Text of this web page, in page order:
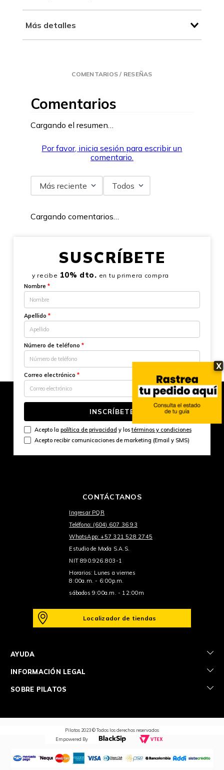
X
Más detalles
COMENTARIOS / RESEÑAS
Comentarios
Cargando el resumen…
Por favor, inicia sesión para escribir un
comentario.
Más reciente Todos
Cargando comentarios…
SUSCRÍBETE
y recibe 10% dto. en tu primera compra
Nombre *
Apellido *
Número de teléfono *
Correo electrónico *
INSCRÍBETE
Acepto la política de privacidad y lostérminos y condiciones
Acepto recibir comunicaciones de marketing (Email y SMS)
CONTÁCTANOS
Ingresar PQR
Teléfono: (604) 607 36 93
WhatsApp: +57 321 528 2745
Estudio de Moda S.A.S.
NIT 890.926.803-1
Horarios: Lunes a viernes
8:00a.m. - 6:00p.m.
sábados 9:00a.m. - 12:00m
Localizador de tiendas
AYUDA +
INFORMACIÓN LEGAL +
SOBRE PILATOS +
Pilatos 2023 © Todos los derechos reservados
Empowered By